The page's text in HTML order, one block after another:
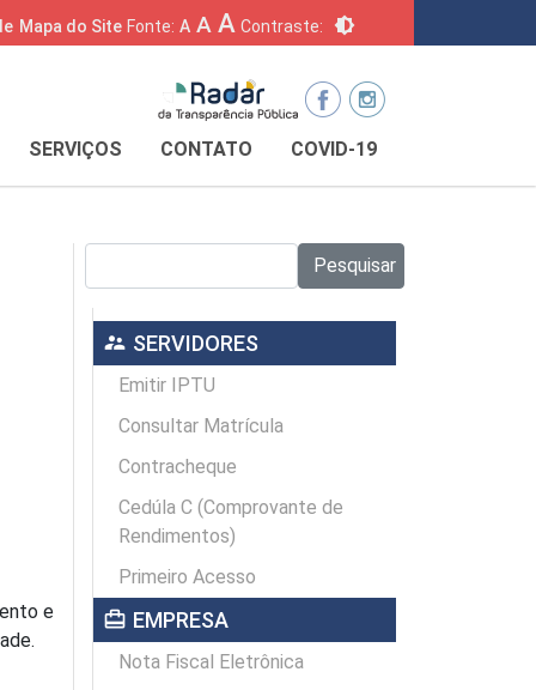
Mapa do Site Fonte: A A A Contraste: brightness_6
SERVIÇOS CONTATO COVID-19
e
Pesquisar
supervisor_account SERVIDORES
Emitir IPTU
Consultar Matrícula
Contracheque
Cedúla C (Comprovante de
Rendimentos)
Primeiro Acesso
card_travel EMPRESA
Nota Fiscal Eletrônica